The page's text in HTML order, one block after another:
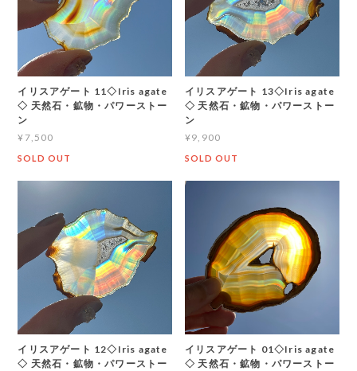
イリスアゲート 11◇Iris agate
◇ 天然石・鉱物・パワーストー
ン
¥7,500
SOLD OUT
イリスアゲート 13◇Iris agate
◇ 天然石・鉱物・パワーストー
ン
¥9,900
SOLD OUT
イリスアゲート 12◇Iris agate
◇ 天然石・鉱物・パワーストー
イリスアゲート 01◇Iris agate
◇ 天然石・鉱物・パワーストー